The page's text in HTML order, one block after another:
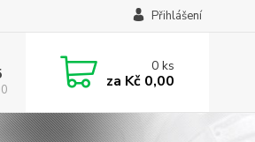
Přihlášení
0ks
za Kč 0,00